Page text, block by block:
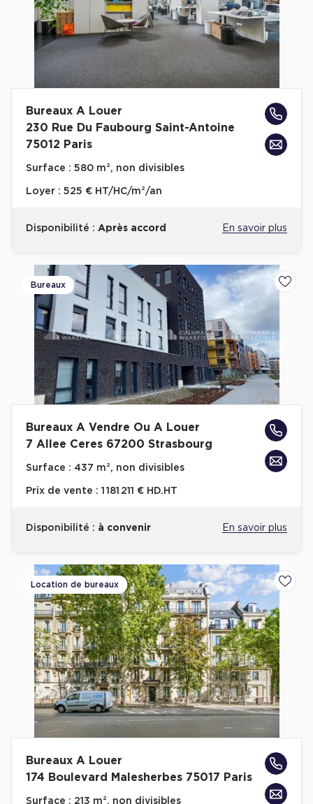
Bureaux A Louer
230 Rue Du Faubourg Saint-Antoine
75012 Paris
Surface : 580 m², non divisibles
Loyer : 525 € HT/HC/m²/an
Disponibilité : Après accord En savoir plus
Bureaux
Bureaux A Vendre Ou A Louer
7 Allee Ceres 67200 Strasbourg
Surface : 437 m², non divisibles
Prix de vente : 1 181 211 € HD.HT
Disponibilité : à convenir En savoir plus
Location de bureaux
Bureaux A Louer
174 Boulevard Malesherbes 75017 Paris
Surface : 213 m², non divisibles